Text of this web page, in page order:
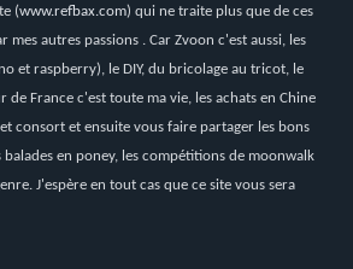
(www.refbax.com) qui ne traite plus que de ces
mes autres passions . Car Zvoon c'est aussi, les
et raspberry), le DIY, du bricolage au tricot, le
de France c'est toute ma vie, les achats en Chine
consort et ensuite vous faire partager les bons
balades en poney, les compétitions de moonwalk
J'espère en tout cas que ce site vous sera